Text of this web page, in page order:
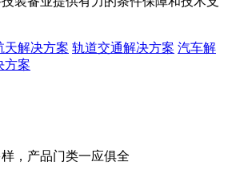
天解决方案 轨道交通解决方案 汽车解
方案
，产品门类一应俱全